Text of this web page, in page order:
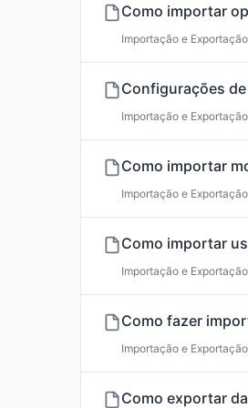
Como importar
Importação e
Configurações
Importação e
Como importar
Importação e
Como importar
Importação e
Como fazer
Importação e
Como exportar